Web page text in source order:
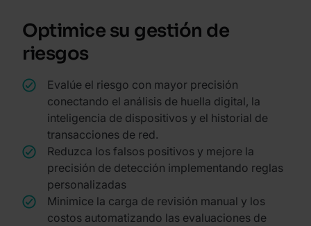
Optimice su gestión de
riesgos
Evalúe el riesgo con mayor precisión
conectando el análisis de huella digital, la
inteligencia de dispositivos y el historial de
transacciones de red.
Reduzca los falsos positivos y mejore la
precisión de detección implementando reglas
personalizadas
Minimice la carga de revisión manual y los
costos automatizando las evaluaciones de